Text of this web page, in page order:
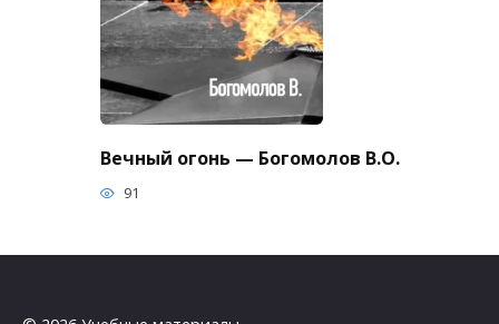
Вечный огонь — Богомолов В.О.
91